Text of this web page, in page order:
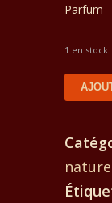
Parfum
1 en stock
l'avocat